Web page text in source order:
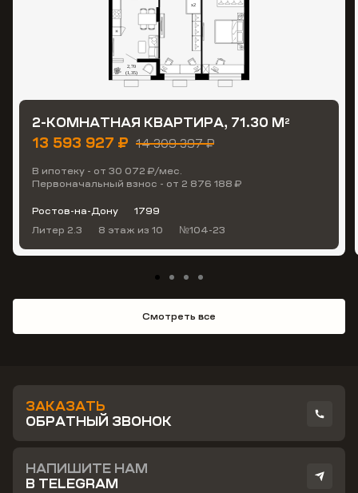
2-КОМНАТНАЯ КВАРТИРА, 71.30 М2
13 593 927 ₽ 14 309 397 ₽
В ипотеку - от 30 072 ₽/мес.
Первоначальный взнос - от 2 876 188 ₽
Ростов-на-Дону
1799
Литер 2.3
8 этаж из 10 №104-23
Смотреть все
ЗАКАЗАТЬ
ОБРАТНЫЙ ЗВОНОК
НАПИШИТЕ НАМ
В TELEGRAM